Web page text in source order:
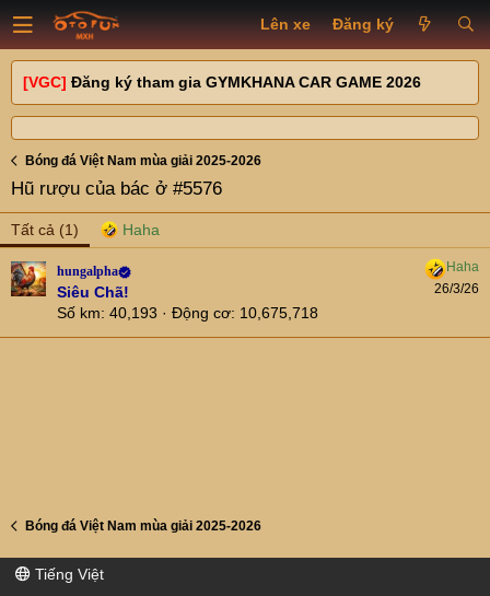
Lên xe Đăng ký
[VGC] Đăng ký tham gia GYMKHANA CAR GAME 2026
Bóng đá Việt Nam mùa giải 2025-2026
Hũ rượu của bác ở #5576
Tất cả (1)
26/3/26
hungalpha
Siêu Chã!
Số km 40,193 Động cơ 10,675,718
Bóng đá Việt Nam mùa giải 2025-2026
Tiếng Việt